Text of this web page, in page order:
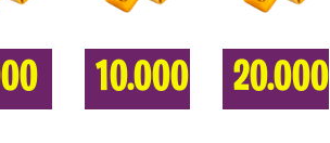
10.000 20.000